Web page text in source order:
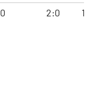
2:0 1:0